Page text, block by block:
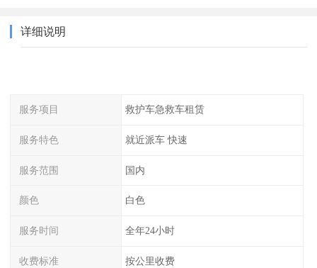
详细说明
服务项目 救护车急救车租赁
服务特色 就近派车 快速
服务范围 国内
颜色 白色
服务时间 全年24小时
收费标准 按公里收费